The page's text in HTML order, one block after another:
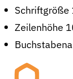
Schriftgröße
Zeilenhöhe